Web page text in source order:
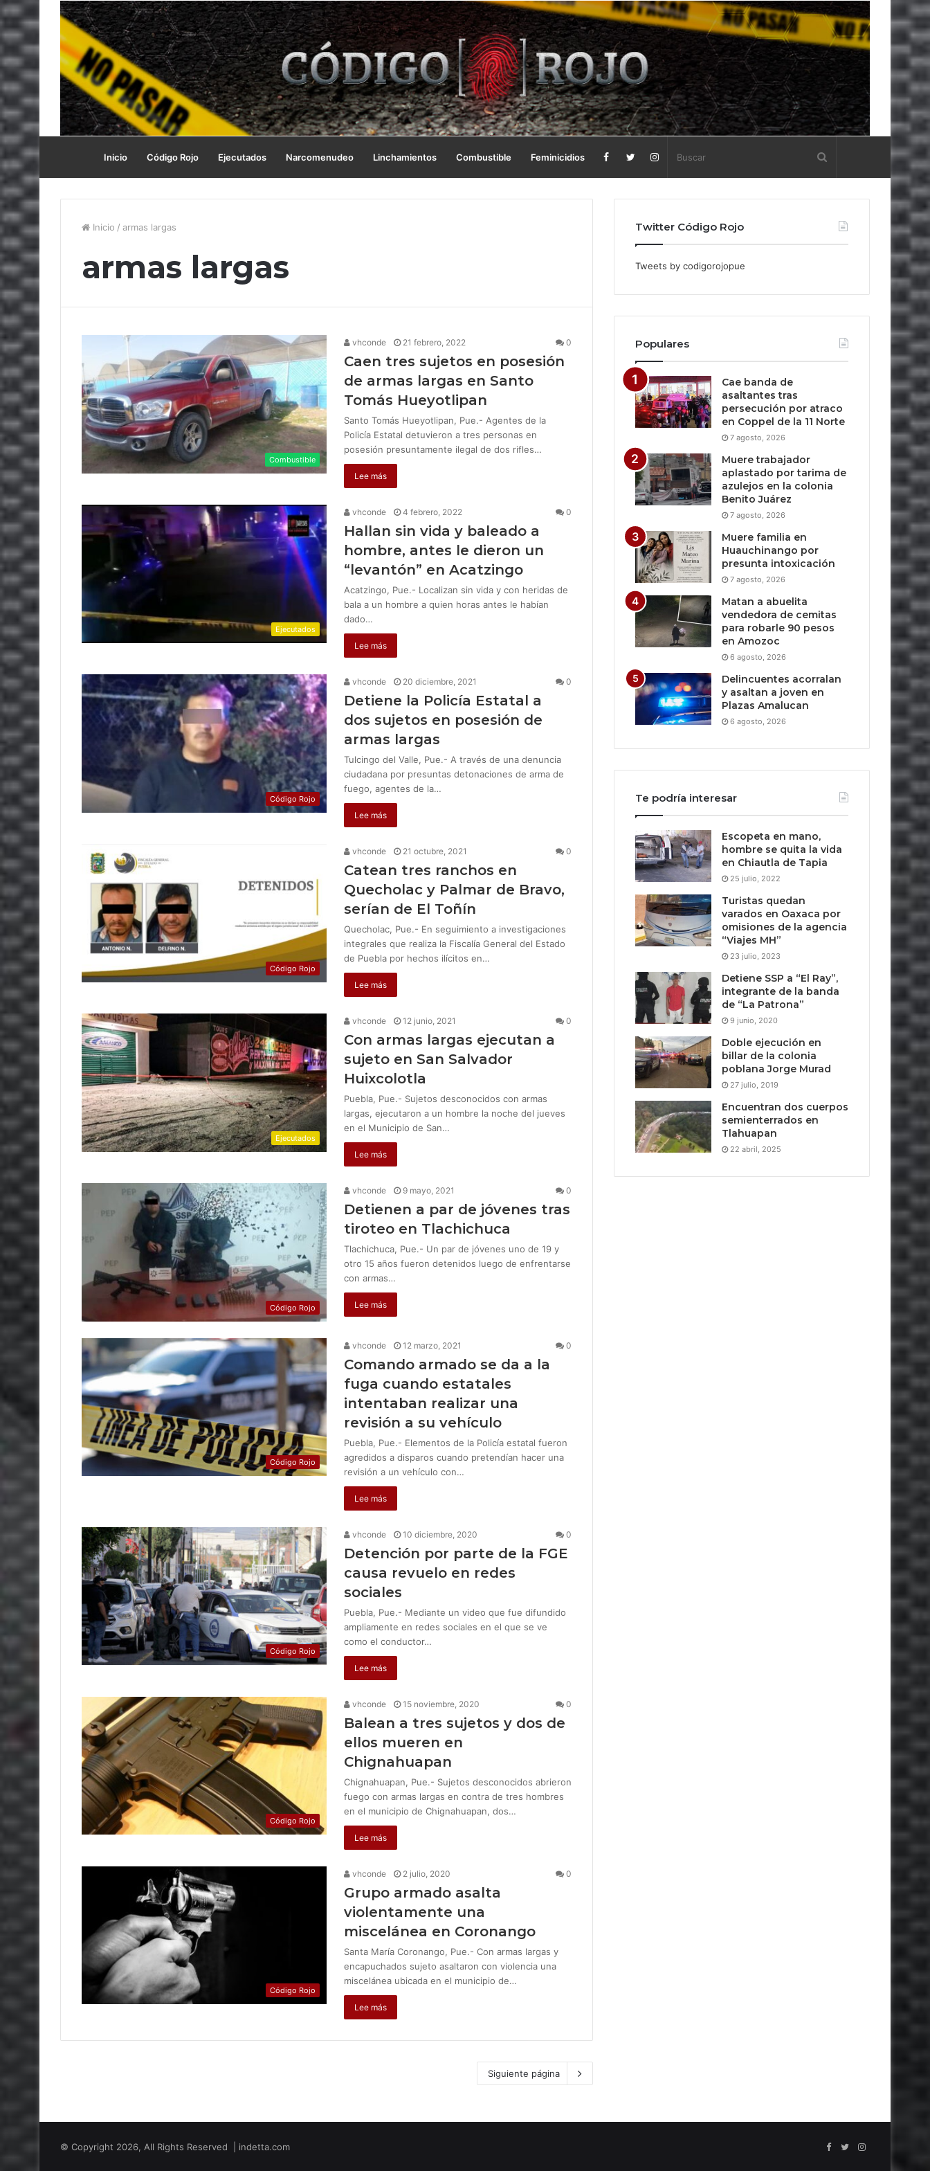
Inicio Código Rojo Ejecutados Narcomenudeo Linchamientos Combustible Feminicidios
Inicio / armas largas
armas largas
Combustible
vhconde 21 febrero, 2022 0
Caen tres sujetos en posesión
de armas largas en Santo
Tomás Hueyotlipan
Santo Tomás Hueyotlipan, Pue.- Agentes de la
Policía Estatal detuvieron a tres personas en
posesión presuntamente ilegal de dos rifles…
Lee más
Ejecutados
vhconde 4 febrero, 2022 0
Hallan sin vida y baleado a
hombre, antes le dieron un
“levantón” en Acatzingo
Acatzingo, Pue.- Localizan sin vida y con heridas de
bala a un hombre a quien horas antes le habían
dado…
Lee más
Código Rojo
vhconde 20 diciembre, 2021 0
Detiene la Policía Estatal a
dos sujetos en posesión de
armas largas
Tulcingo del Valle, Pue.- A través de una denuncia
ciudadana por presuntas detonaciones de arma de
fuego, agentes de la…
Lee más
Código Rojo
vhconde 21 octubre, 2021 0
Catean tres ranchos en
Quecholac y Palmar de Bravo,
serían de El Toñín
Quecholac, Pue.- En seguimiento a investigaciones
integrales que realiza la Fiscalía General del Estado
de Puebla por hechos ilícitos en…
Lee más
Ejecutados
vhconde 12 junio, 2021 0
Con armas largas ejecutan a
sujeto en San Salvador
Huixcolotla
Puebla, Pue.- Sujetos desconocidos con armas
largas, ejecutaron a un hombre la noche del jueves
en el Municipio de San…
Lee más
Código Rojo
vhconde 9 mayo, 2021 0
Detienen a par de jóvenes tras
tiroteo en Tlachichuca
Tlachichuca, Pue.- Un par de jóvenes uno de 19 y
otro 15 años fueron detenidos luego de enfrentarse
con armas…
Lee más
Código Rojo
vhconde 12 marzo, 2021 0
Comando armado se da a la
fuga cuando estatales
intentaban realizar una
revisión a su vehículo
Puebla, Pue.- Elementos de la Policía estatal fueron
agredidos a disparos cuando pretendían hacer una
revisión a un vehículo con…
Lee más
Código Rojo
vhconde 10 diciembre, 2020 0
Detención por parte de la FGE
causa revuelo en redes
sociales
Puebla, Pue.- Mediante un video que fue difundido
ampliamente en redes sociales en el que se ve
como el conductor…
Lee más
Código Rojo
vhconde 15 noviembre, 2020 0
Balean a tres sujetos y dos de
ellos mueren en
Chignahuapan
Chignahuapan, Pue.- Sujetos desconocidos abrieron
fuego con armas largas en contra de tres hombres
en el municipio de Chignahuapan, dos…
Lee más
Código Rojo
vhconde 2 julio, 2020 0
Grupo armado asalta
violentamente una
miscelánea en Coronango
Santa María Coronango, Pue.- Con armas largas y
encapuchados sujeto asaltaron con violencia una
miscelánea ubicada en el municipio de…
Lee más
Siguiente página
Twitter Código Rojo
Tweets by codigorojopue
Populares
Cae banda de
asaltantes tras
persecución por atraco
en Coppel de la 11 Norte
7 agosto, 2026
Muere trabajador
aplastado por tarima de
azulejos en la colonia
Benito Juárez
7 agosto, 2026
Muere familia en
Huauchinango por
presunta intoxicación
7 agosto, 2026
Matan a abuelita
vendedora de cemitas
para robarle 90 pesos
en Amozoc
6 agosto, 2026
Delincuentes acorralan
y asaltan a joven en
Plazas Amalucan
6 agosto, 2026
Te podría interesar
Escopeta en mano,
hombre se quita la vida
en Chiautla de Tapia
25 julio, 2022
Turistas quedan
varados en Oaxaca por
omisiones de la agencia
“Viajes MH”
23 julio, 2023
Detiene SSP a “El Ray”,
integrante de la banda
de “La Patrona”
9 junio, 2020
Doble ejecución en
billar de la colonia
poblana Jorge Murad
27 julio, 2019
Encuentran dos cuerpos
semienterrados en
Tlahuapan
22 abril, 2025
© Copyright 2026, All Rights Reserved | indetta.com